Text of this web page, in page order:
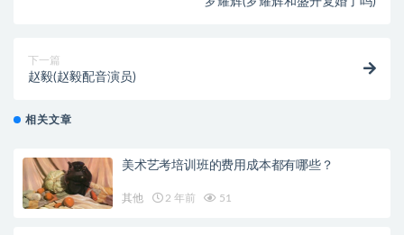
下一篇
赵毅(赵毅配音演员)
相关文章
美术艺考培训班的费用成本都有哪些？
其他 2 年前 51